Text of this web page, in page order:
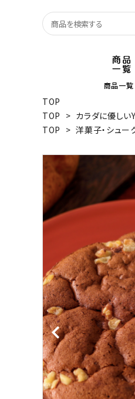
グルテンフリー
訳あり
半月湖
商品一覧
TOP
TOP > カラダに優しい
TOP > 洋菓子・シュー